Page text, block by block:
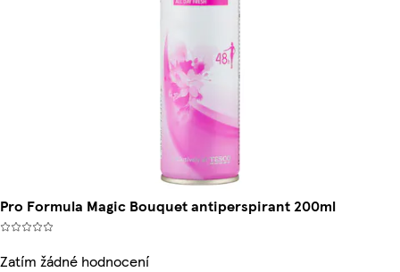
Pro Formula Magic Bouquet antiperspirant 200ml
Zatím žádné hodnocení